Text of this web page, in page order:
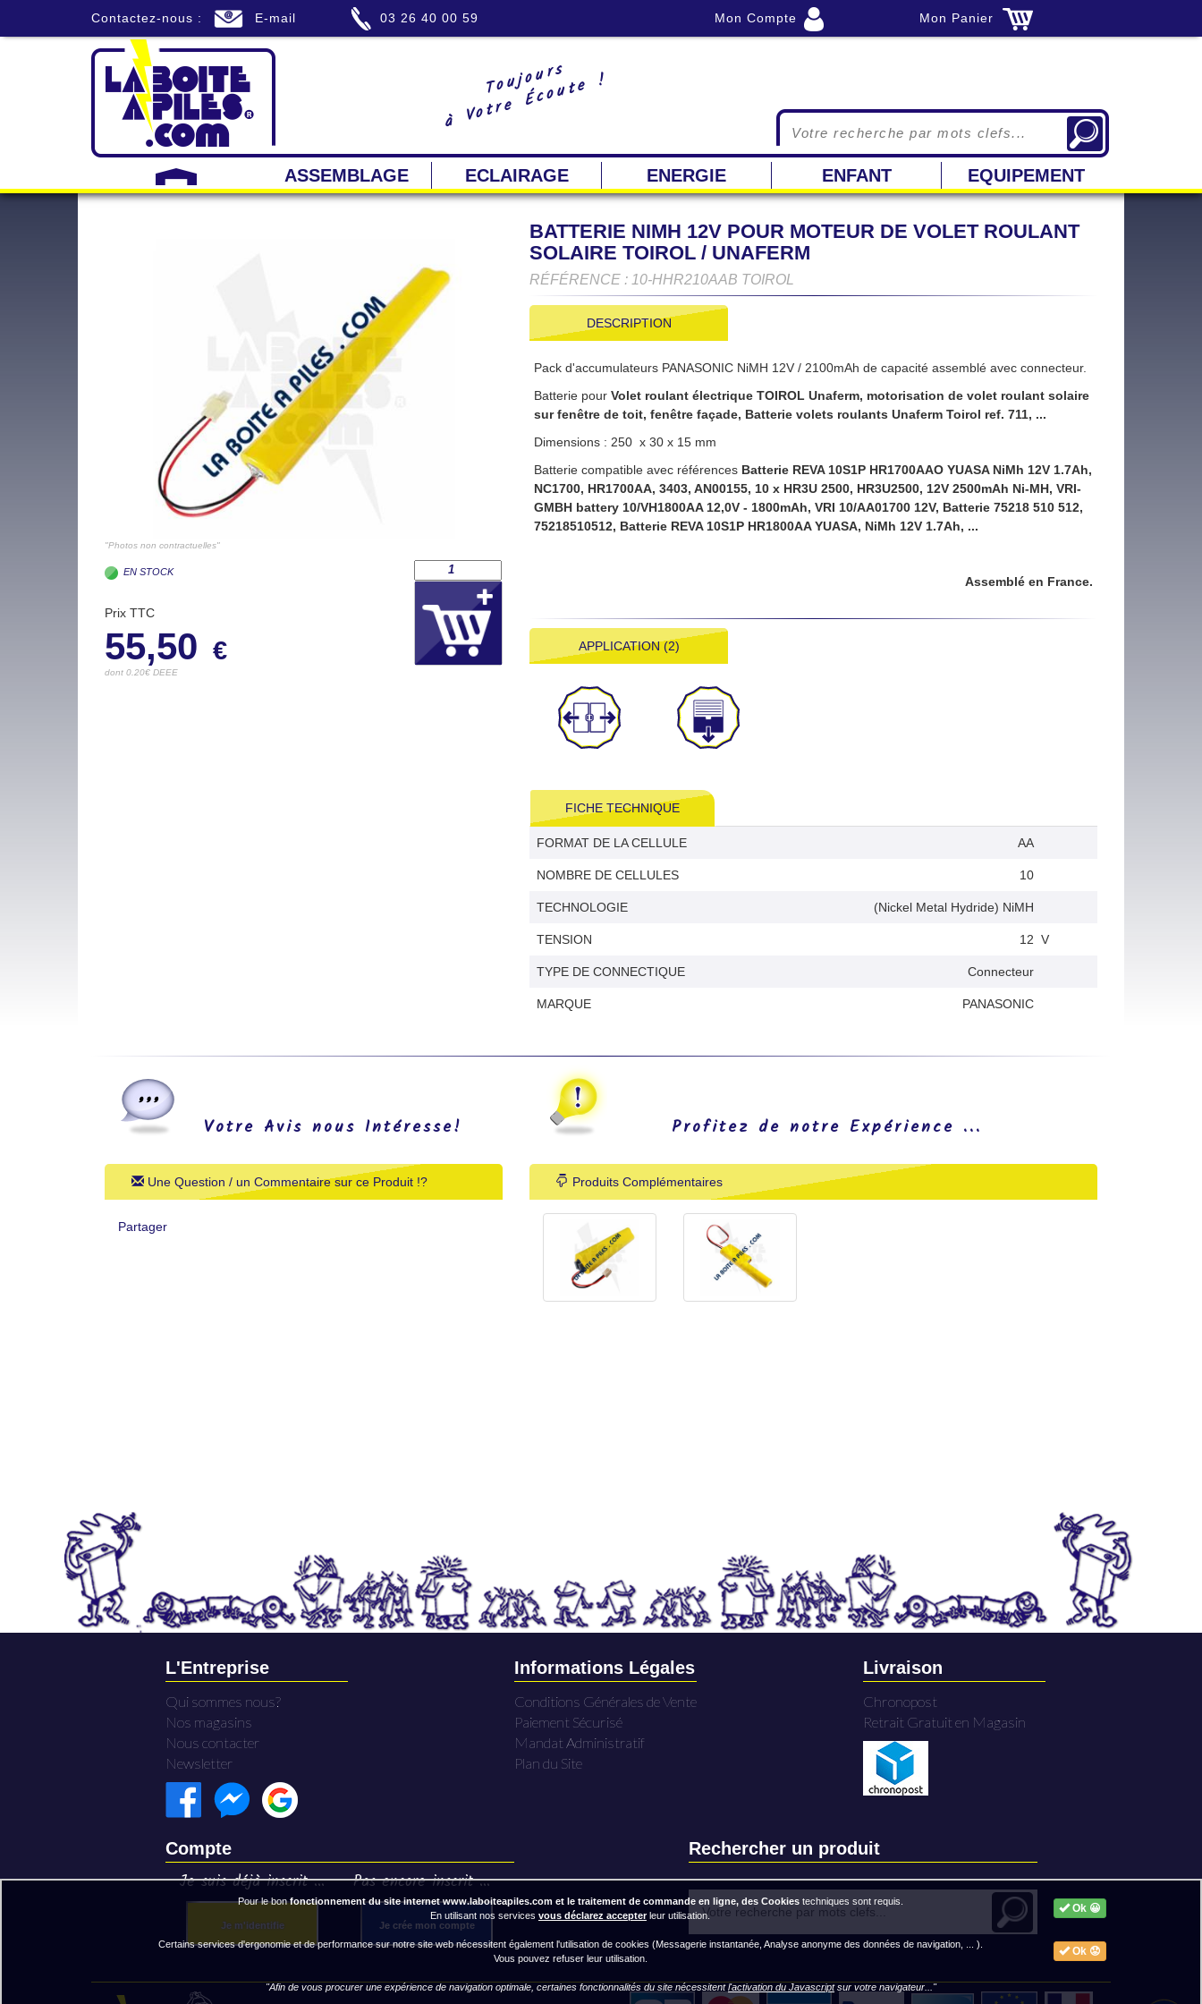
Contactez-nous : E-mail 03 26 40 00 59 Mon Compte Mon Panier
Toujours
à Votre Écoute !
ASSEMBLAGE ECLAIRAGE ENERGIE ENFANT EQUIPEMENT
BATTERIE NIMH 12V POUR MOTEUR DE VOLET ROULANT
SOLAIRE TOIROL / UNAFERM
RÉFÉRENCE : 10-HHR210AAB TOIROL
"Photos non contractuelles"
EN STOCK
Prix TTC
55,50 €
dont 0.20€ DEEE
DESCRIPTION
Pack d'accumulateurs PANASONIC NiMH 12V / 2100mAh de capacité assemblé avec connecteur.
Batterie pour Volet roulant électrique TOIROL Unaferm, motorisation de volet roulant solaire
sur fenêtre de toit, fenêtre façade, Batterie volets roulants Unaferm Toirol ref. 711, ...
Dimensions : 250 x 30 x 15 mm
Batterie compatible avec références Batterie REVA 10S1P HR1700AAO YUASA NiMh 12V 1.7Ah,
NC1700, HR1700AA, 3403, AN00155, 10 x HR3U 2500, HR3U2500, 12V 2500mAh Ni-MH, VRI-
GMBH battery 10/VH1800AA 12,0V - 1800mAh, VRI 10/AA01700 12V, Batterie 75218 510 512,
75218510512, Batterie REVA 10S1P HR1800AA YUASA, NiMh 12V 1.7Ah, ...
Assemblé en France.
APPLICATION (2)
FICHE TECHNIQUE
FORMAT DE LA CELLULE AA
NOMBRE DE CELLULES 10
TECHNOLOGIE (Nickel Metal Hydride) NiMH
TENSION 12 V
TYPE DE CONNECTIQUE Connecteur
MARQUE PANASONIC
Votre Avis nous Intéresse!
Une Question / un Commentaire sur ce Produit !?
Partager
Profitez de notre Expérience ...
Produits Complémentaires
L'Entreprise
Qui sommes nous?
Nos magasins
Nous contacter
Newsletter
Informations Légales
Conditions Générales de Vente
Paiement Sécurisé
Mandat Administratif
Plan du Site
Livraison
Chronopost
Retrait Gratuit en Magasin
Compte
Je suis déjà inscrit ...
Je m'identifie
Pas encore inscrit ...
Je crée mon compte
Rechercher un produit
Ok 😀
Pour le bonfonctionnement du site internet www.laboiteapiles.com et le traitement de commande en ligne, des Cookiestechniques sont requis.
En utilisant nos services vous déclarez accepterleur utilisation.
Ok 😟
Certains services d'ergonomie et de performance sur notre site web nécessitent également l'utilisation de cookies (Messagerie instantanée, Analyse anonyme des données de navigation, ... ).
Vous pouvez refuser leur utilisation.
"Afin de vous procurer une expérience de navigation optimale, certaines fonctionnalités du site nécessitentl'activation du Javascriptsur votre navigateur..."